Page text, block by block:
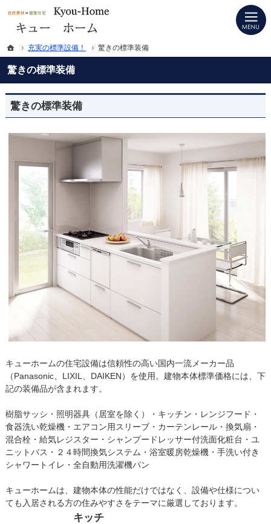
驚きの標準装備
プロの目線からご提案。徳島県板野郡の注文住宅・新築戸建てを手がける工務店
徳島県板野郡の新築・注文住宅・新築戸建てを手がける工務店ならキューホーム
驚きの標準装備
キューホームの住宅設備は信頼性の高い国内一流メーカー品
（Panasonic、LIXIL、DAIKEN）を使用。建物本体標準価格には、下
記の装備品が含まれます。
樹脂サッシ・照明器具（居室を除く）・キッチン・レンジフード・
食器洗い乾燥機・エアコン用スリーブ・カーテンレール・換気扇・
混合栓・給気レジスター・シャンプードレッサー付洗面化粧台・ユ
ニットバス・２４時間換気システム・浴室暖房乾燥機・手洗い付き
シャワートイレ・全自動用洗濯機パン
キューホームは、建物本体の性能だけではなく、設備や仕様につい
ても入居される方の住みやすさをテーマに厳選しております。
キッチ
ホーム
充実の標準設備！ 驚きの標準装備